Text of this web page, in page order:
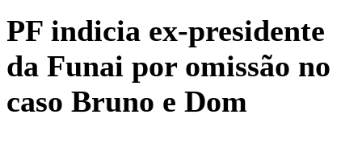
PF indicia ex-presidente
da Funai por omissão no
caso Bruno e Dom